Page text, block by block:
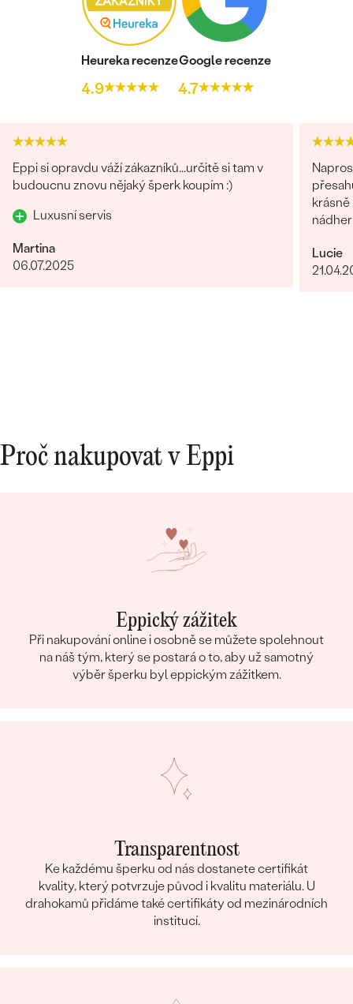
Heureka recenze
4.9
Google recenze
4.7
Eppi si opravdu váží zákazníků...určitě si tam v
budoucnu znovu nějaký šperk koupím :)
Luxusní servis
Martina
06.07.2025
krásně
Lucie
Proč nakupovat v Eppi
Eppický zážitek
Při nakupování online i osobně se můžete spolehnout
na náš tým, který se postará o to, aby už samotný
výběr šperku byl eppickým zážitkem.
Transparentnost
Ke každému šperku od nás dostanete certifikát
kvality, který potvrzuje původ i kvalitu materiálu. U
drahokamů přidáme také certifikáty od mezinárodních
institucí.